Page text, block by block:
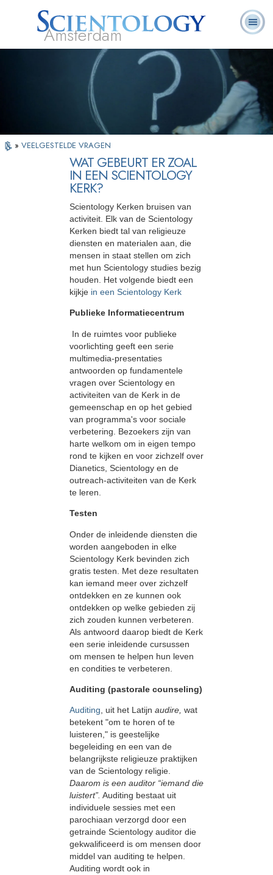
Amsterdam
Wat is
Scientology?
Pastoraal
Werkers
Veelgestelde
vragen
» VEELGESTELDE VRAGEN
WAT GEBEURT ER ZOAL
IN EEN SCIENTOLOGY
KERK?
Scientology Kerken bruisen van
activiteit. Elk van de Scientology
Kerken biedt tal van religieuze
diensten en materialen aan, die
mensen in staat stellen om zich
met hun Scientology studies bezig
houden. Het volgende biedt een
kijkje in een Scientology Kerk
Publieke Informatiecentrum
In de ruimtes voor publieke
voorlichting geeft een serie
multimedia-presentaties
antwoorden op fundamentele
vragen over Scientology en
activiteiten van de Kerk in de
gemeenschap en op het gebied
van programma's voor sociale
verbetering. Bezoekers zijn van
harte welkom om in eigen tempo
rond te kijken en voor zichzelf over
Dianetics, Scientology en de
outreach-activiteiten van de Kerk
te leren.
Testen
Onder de inleidende diensten die
worden aangeboden in elke
Scientology Kerk bevinden zich
gratis testen. Met deze resultaten
kan iemand meer over zichzelf
ontdekken en ze kunnen ook
ontdekken op welke gebieden zij
zich zouden kunnen verbeteren.
Als antwoord daarop biedt de Kerk
een serie inleidende cursussen
om mensen te helpen hun leven
en condities te verbeteren.
Auditing (pastorale counseling)
Auditing, uit het Latijn audire, wat
betekent "om te horen of te
luisteren," is geestelijke
begeleiding en een van de
belangrijkste religieuze praktijken
van de Scientology religie.
Daarom is een auditor “iemand die
luistert”. Auditing bestaat uit
individuele sessies met een
parochiaan verzorgd door een
getrainde Scientology auditor die
gekwalificeerd is om mensen door
middel van auditing te helpen.
Auditing wordt ook in